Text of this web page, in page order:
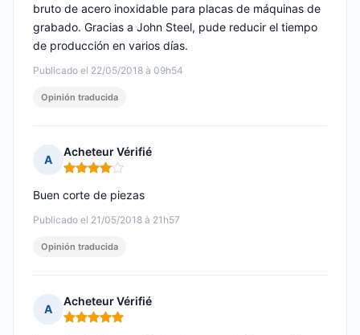
Publicado el 22/05/2018 à 09h54
bruto de acero inoxidable para placas de máquinas de
grabado. Gracias a John Steel, pude reducir el tiempo
de producción en varios días.
Opinión traducida
A
Acheteur Vérifié
Nota: 4 de 5
Publicado el 21/05/2018 à 21h57
Buen corte de piezas
Opinión traducida
A
Acheteur Vérifié
Nota: 5 de 5